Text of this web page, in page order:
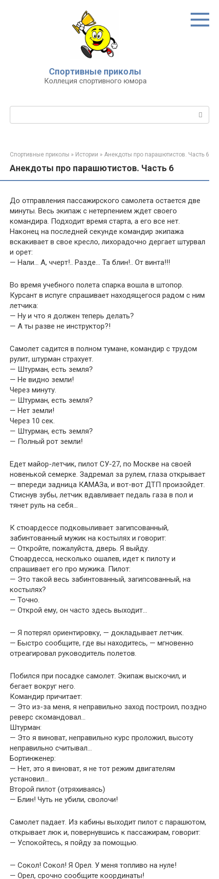
Спортивные приколы
Коллеция спортивного юмора
Спортивные приколы » Истории » Анекдоты про парашютистов. Часть 6
Анекдоты про парашютистов. Часть 6
До отправления пассажирского самолета остается две
минуты. Весь экипаж с нетерпением ждет своего
командира. Подходит время старта, а его все нет.
Наконец на последней секунде командир экипажа
вскакивает в свое кресло, лихорадочно дергает штурвал
и орет:
— Hали… А, ччеpт!.. Разде… Та блин!.. От винта!!!
Во время учебного полета спарка вошла в штопор.
Курсант в испуге спрашивает находящегося радом с ним
летчика:
— Ну и что я должен теперь делать?
— А ты разве не инструктор?!
Самолет садится в полном тумане, командир с трудом
рулит, штурман страхует.
— Штурман, есть земля?
— Не видно земли!
Через минуту.
— Штурман, есть земля?
— Нет земли!
Через 10 сек.
— Штурман, есть земля?
— Полный рот земли!
Едет майор-летчик, пилот СУ-27, по Москве на своей
новенькой семерке. Задремал за рулем, глаза открывает
— впереди задница КАМАЗа, и вот-вот ДТП произойдет.
Стиснув зубы, летчик вдавливает педаль газа в пол и
тянет руль на себя…
К стюардессе подковыливает загипсованный,
забинтованный мужик на костылях и говорит:
— Откройте, пожалуйста, дверь. Я выйду.
Стюардесса, несколько ошалев, идет к пилоту и
спрашивает его про мужика. Пилот:
— Это такой весь забинтованный, загипсованный, на
костылях?
— Точно.
— Открой ему, он часто здесь выходит…
— Я потерял ориентировку, — докладывает летчик.
— Быстро сообщите, где вы находитесь, — мгновенно
отреагировал руководитель полетов.
Побился при посадке самолет. Экипаж выскочил, и
бегает вокруг него.
Командир причитает:
— Это из-за меня, я неправильно заход построил, поздно
реверс скомандовал…
Штурман:
— Это я виноват, неправильно курс проложил, высоту
неправильно считывал…
Бортинженер:
— Нет, это я виноват, я не тот режим двигателям
установил…
Второй пилот (отряхиваясь)
— Блин! Чуть не убили, сволочи!
Самолет падает. Из кабины выходит пилот с парашютом,
открывает люк и, повернувшись к пассажирам, говорит:
— Успокойтесь, я пойду за помощью.
— Сокол! Сокол! Я Орел. У меня топливо на нуле!
— Орел, срочно сообщите координаты!